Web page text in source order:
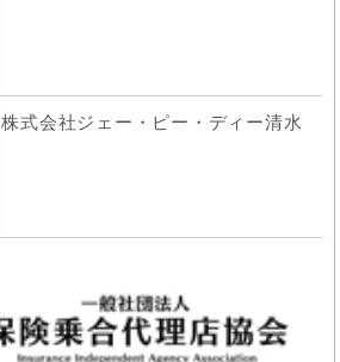
株式会社ジェー・ピー・ディー清水